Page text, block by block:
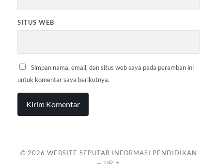
SITUS WEB
Simpan nama, email, dan situs web saya pada peramban ini
untuk komentar saya berikutnya.
© 2026 WEBSITE SEPUTAR INFORMASI PENDIDIKAN